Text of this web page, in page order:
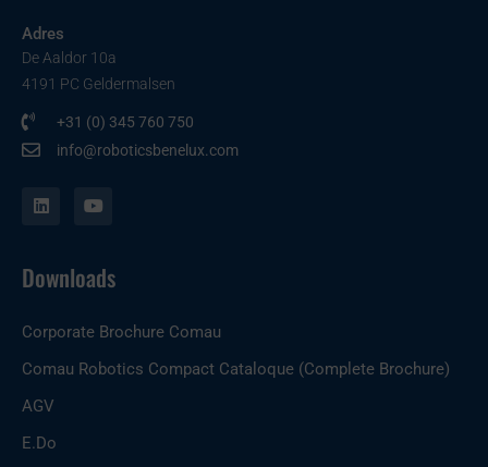
Adres
De Aaldor 10a
4191 PC Geldermalsen
+31 (0) 345 760 750
info@roboticsbenelux.com
i
d
o
b
Downloads
Corporate Brochure Comau
Comau Robotics Compact Cataloque (Complete Brochure)
AGV
E.Do